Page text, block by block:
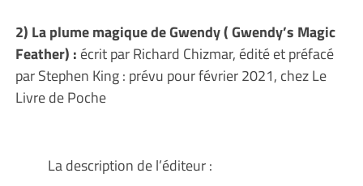
2) La plume magique de Gwendy ( Gwendy’s Magic
Feather) : écrit par Richard Chizmar, édité et préfacé
par Stephen King : prévu pour février 2021, chez Le
Livre de Poche
La description de l’éditeur :